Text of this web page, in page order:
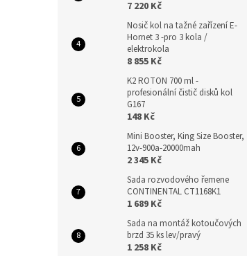
7 220 Kč
Nosič kol na tažné zařízení E-
Hornet 3 -pro 3 kola /
elektrokola
8 855 Kč
K2 ROTON 700 ml -
profesionální čistič disků kol
G167
148 Kč
Mini Booster, King Size Booster,
12v-900a-20000mah
2 345 Kč
Sada rozvodového řemene
CONTINENTAL CT1168K1
1 689 Kč
Sada na montáž kotoučových
brzd 35 ks lev/pravý
1 258 Kč